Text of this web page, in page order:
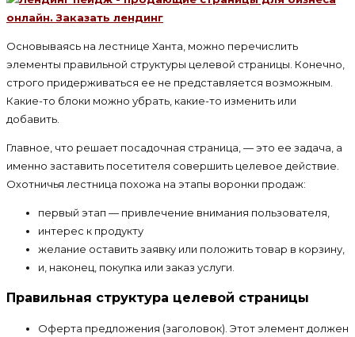
Основываясь на лестнице Ханта, можно перечислить
элементы правильной структуры целевой страницы. Конечно,
строго придерживаться ее не представляется возможным.
Какие-то блоки можно убрать, какие-то изменить или
добавить.
Главное, что решает посадочная страница, — это ее задача, а
именно заставить посетителя совершить целевое действие.
Охотничья лестница похожа на этапы воронки продаж:
первый этап — привлечение внимания пользователя,
интерес к продукту
желание оставить заявку или положить товар в корзину,
и, наконец, покупка или заказ услуги.
Правильная структура целевой страницы
Оферта предложения (заголовок). Этот элемент должен